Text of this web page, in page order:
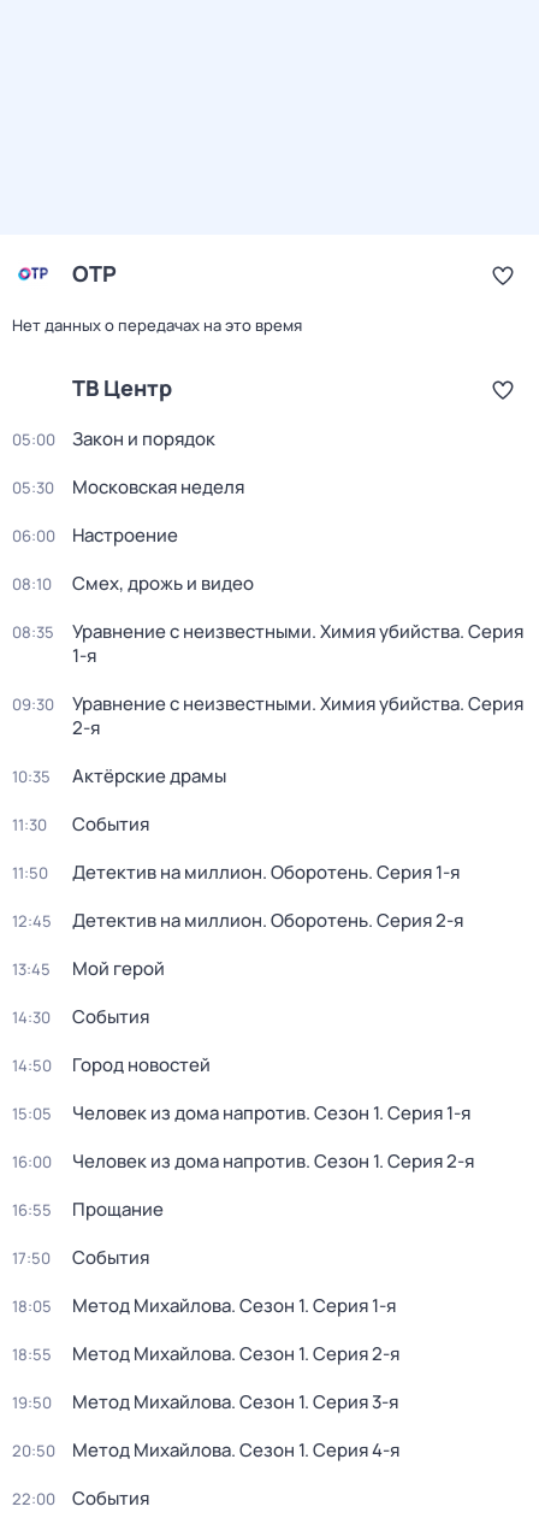
ОТР
Нет данных о передачах на это время
ТВ Центр
05:00 Закон и порядок
05:30 Московская неделя
06:00 Настроение
08:10 Смех, дрожь и видео
08:35 Уравнение с неизвестными. Химия убийства. Серия
1-я
09:30 Уравнение с неизвестными. Химия убийства. Серия
2-я
10:35 Актёрские драмы
11:30 События
11:50 Детектив на миллион. Оборотень. Серия 1-я
12:45 Детектив на миллион. Оборотень. Серия 2-я
13:45 Мой герой
14:30 События
14:50 Город новостей
15:05 Человек из дома напротив. Сезон 1. Серия 1-я
16:00 Человек из дома напротив. Сезон 1. Серия 2-я
16:55 Прощание
17:50 События
18:05 Метод Михайлова. Сезон 1. Серия 1-я
18:55 Метод Михайлова. Сезон 1. Серия 2-я
19:50 Метод Михайлова. Сезон 1. Серия 3-я
20:50 Метод Михайлова. Сезон 1. Серия 4-я
22:00 События